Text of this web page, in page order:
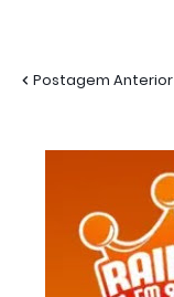
Postagem Anterior